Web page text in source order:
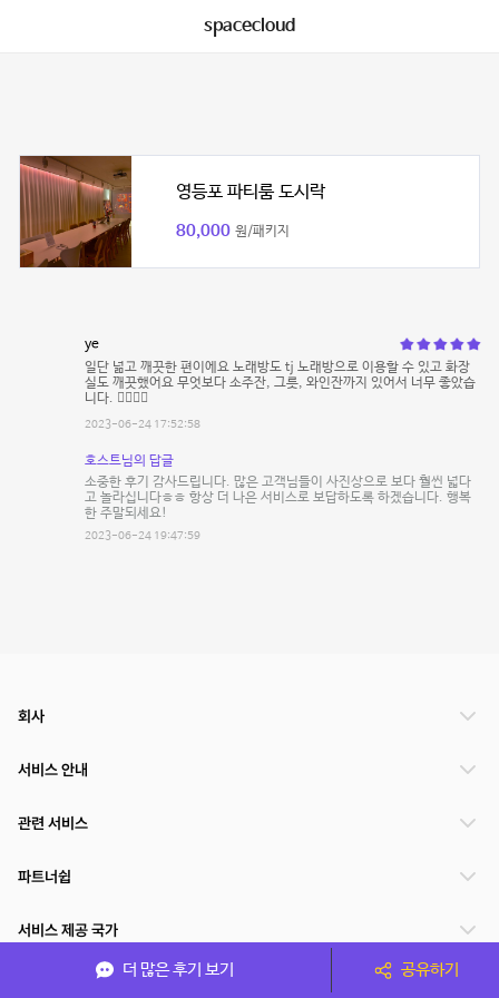
spacecloud
영등포 파티룸 도시락
80,000 원/패키지
ye
일단 넒고 깨끗한 편이에요 노래방도 tj 노래방으로 이용할 수 있고 화장
실도 깨끗했어요 무엇보다 소주잔, 그릇, 와인잔까지 있어서 너무 좋았습
니다. 👍🏻👍🏻
2023-06-24 17:52:58
호스트님의 답글
소중한 후기 감사드립니다. 많은 고객님들이 사진상으로 보다 훨씬 넓다
고 놀라십니다ㅎㅎ 항상 더 나은 서비스로 보답하도록 하겠습니다. 행복
한 주말되세요!
2023-06-24 19:47:59
더 많은 후기 보기 공유하기
회사
서비스 안내
관련 서비스
파트너쉽
서비스 제공 국가